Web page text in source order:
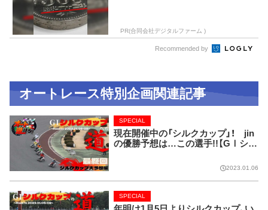
PR(合同会社デジタルファーム )
Recommended by
オートレース特別企画関連記事
現在開催中の「シルクカップ」！ jin
の優勝予想は…この選手!!【GⅠシル
SPECIAL
2023.01.06
SPECIAL